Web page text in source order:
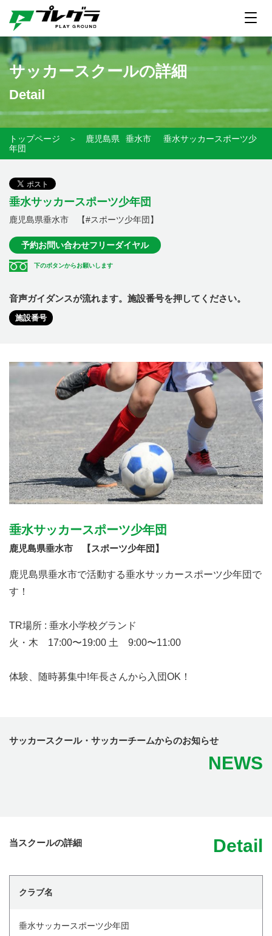
サッカースクールの詳細
Detail
トップページ ＞ 鹿児島県 垂水市
垂水サッカースポーツ少
年団
垂水サッカースポーツ少年団
鹿児島県垂水市 【#スポーツ少年団】
予約お問い合わせフリーダイヤル
下のボタンからお願いします
音声ガイダンスが流れます。施設番号を押してください。
施設番号
垂水サッカースポーツ少年団
鹿児島県垂水市 【スポーツ少年団】
鹿児島県垂水市で活動する垂水サッカースポーツ少年団で
す！
TR場所 : 垂水小学校グランド
火・木 17:00〜19:00 土 9:00〜11:00
体験、随時募集中!年長さんから入団OK！
サッカースクール・サッカーチームからのお知らせ
NEWS
当スクールの詳細 Detail
クラブ名
垂水サッカースポーツ少年団